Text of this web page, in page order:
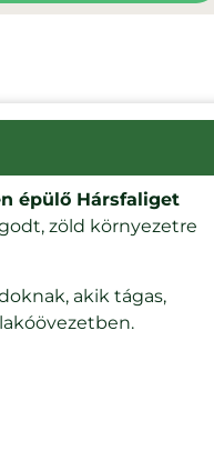
épülő Hársfaliget
zöld környezetre
akik tágas,